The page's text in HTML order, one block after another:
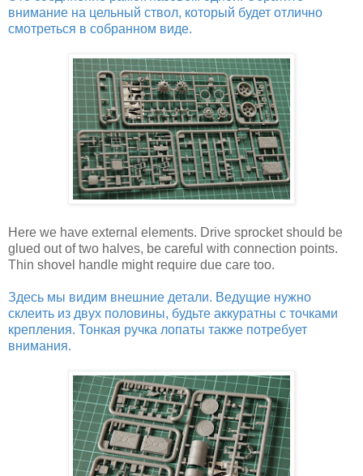
внимание на цельный ствол, который будет отлично
смотреться в собранном виде.
Here we have external elements. Drive sprocket should be
glued out of two halves, be careful with connection points.
Thin shovel handle might require due care too.
Здесь мы видим внешние детали. Ведущие нужно
склеить из двух половины, будьте аккуратны с точками
крепления. Тонкая ручка лопаты также потребует
внимания.